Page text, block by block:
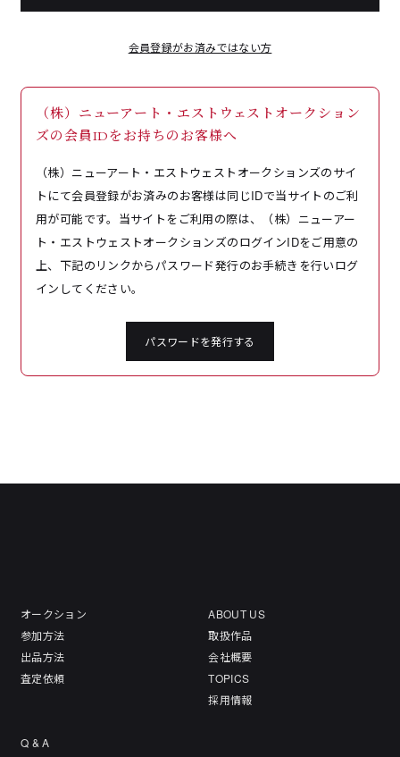
会員登録がお済みではない方
（株）ニューアート・エストウェストオークション
ズの会員IDをお持ちのお客様へ
（株）ニューアート・エストウェストオークションズのサイ
トにて会員登録がお済みのお客様は同じIDで当サイトのご利
用が可能です。当サイトをご利用の際は、（株）ニューアー
ト・エストウェストオークションズのログインIDをご用意の
上、下記のリンクからパスワード発行のお手続きを行いログ
インしてください。
パスワードを発行する
オークション
参加方法
出品方法
査定依頼
ABOUT US
取扱作品
会社概要
TOPICS
採用情報
Q & A